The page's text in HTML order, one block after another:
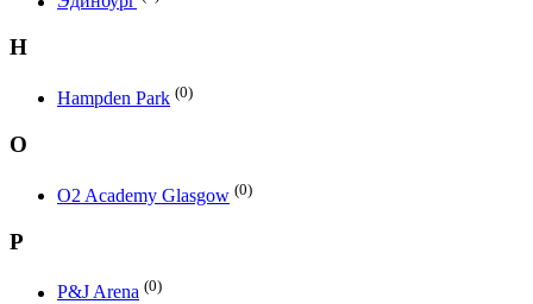
H
Hampden Park (0)
O
O2 Academy Glasgow (0)
P
P&J Arena (0)